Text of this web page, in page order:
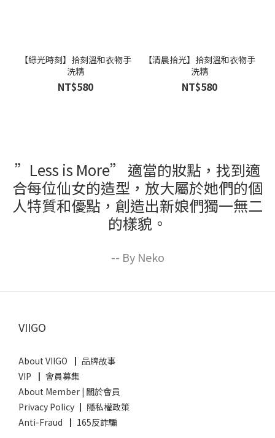
【綠光時刻】拾刻溫和衣物手
洗精
NT$580
【清晨拾光】拾刻溫和衣物手
洗精
NT$580
”Less is More” 適當的妝點，找到適
合每位仙女的造型，放大屬於她們的個
人特質和優點，創造出新娘們獨一無二
的樣貌。
-- By Neko
VIIGO
About VIIGO ┃ 品牌故事
VIP ┃ 會員募集
About Member | 關於會員
Privacy Policy ┃ 隱私權政策
Anti-Fraud ┃ 165反詐騙